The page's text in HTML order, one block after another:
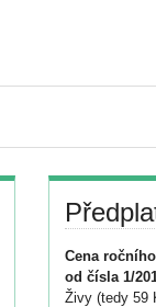
Cena
od čísla 1/
Živy (tedy 59